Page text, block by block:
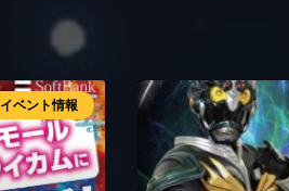
イベント情報